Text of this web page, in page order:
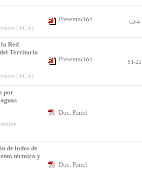
(ACA)
Presentación GJ-4
Red
Territorio
(ACA)
Presentación ST-22
por
Doc. Panel
de lodos de
térmico y
Doc. Panel